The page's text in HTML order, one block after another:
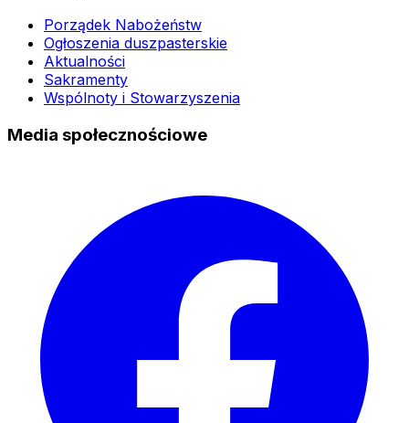
Porządek Nabożeństw
Ogłoszenia duszpasterskie
Aktualności
Sakramenty
Wspólnoty i Stowarzyszenia
Media społecznościowe